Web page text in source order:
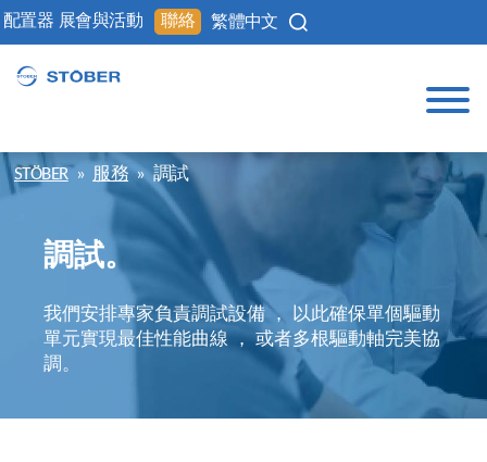
配置器 展會與活動 聯絡 繁體中文
STÖBER » 服務 » 調試
調試。
我們安排專家負責調試設備 ， 以此確保單個驅動
單元實現最佳性能曲線 ， 或者多根驅動軸完美協
調。